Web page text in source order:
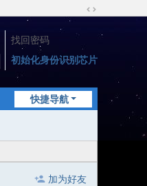
宽
找回密码
初始化身份识别芯片
快捷导航
加为好友